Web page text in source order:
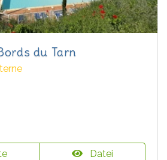
du Tarn
Datei